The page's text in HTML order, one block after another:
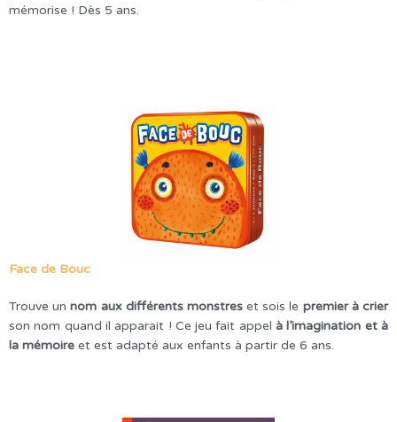
mémorise ! Dès 5 ans.
Face de Bouc
Trouve unnom aux différents monstreset sois le premier à crier
son nom quand il apparait ! Ce jeu fait appelà l’imagination et à
la mémoire et est adapté aux enfants à partir de 6 ans.